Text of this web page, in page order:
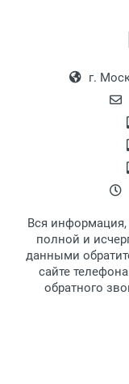
г.
Вся информация,
полной и
данными
сайте
обратного